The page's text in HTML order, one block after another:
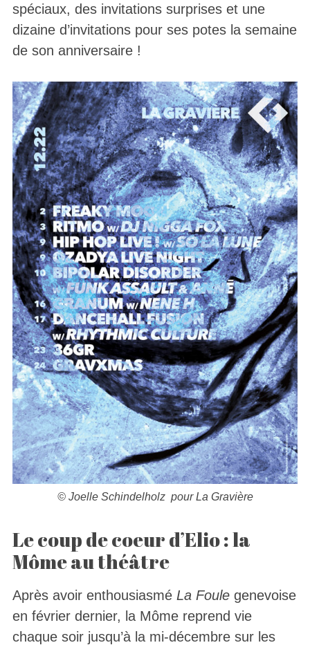
spéciaux, des invitations surprises et une
dizaine d’invitations pour ses potes la semaine
de son anniversaire !
© Joelle Schindelholz pour La Gravière
Le coup de coeur d’Elio :la
Môme au théâtre
Après avoir enthousiasmé La Foulegenevoise
en février dernier, la Môme reprend vie
chaque soir jusqu’à la mi-décembre sur les